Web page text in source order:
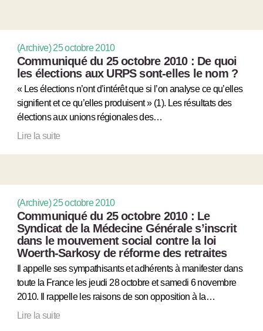
(Archive) 25 octobre 2010
Communiqué du 25 octobre 2010 : De quoi
les élections aux URPS sont-elles le nom ?
« Les élections n’ont d’intérêt que si l’on analyse ce qu’elles
signifient et ce qu’elles produisent » (1). Les résultats des
élections aux unions régionales des…
Lire la suite
(Archive) 25 octobre 2010
Communiqué du 25 octobre 2010 : Le
Syndicat de la Médecine Générale s’inscrit
dans le mouvement social contre la loi
Woerth-Sarkosy de réforme des retraites
Il appelle ses sympathisants et adhérents à manifester dans
toute la France les jeudi 28 octobre et samedi 6 novembre
2010. Il rappelle les raisons de son opposition à la…
Lire la suite